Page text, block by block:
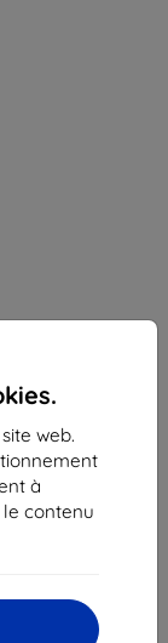
web.
à
contenu